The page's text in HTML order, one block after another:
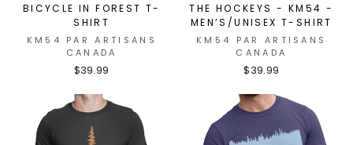
BICYCLE IN FOREST T-
SHIRT
KM54 PAR ARTISANS
CANADA
$39.99
THE HOCKEYS - KM54 -
MEN’S/UNISEX T-SHIRT
KM54 PAR ARTISANS
CANADA
$39.99